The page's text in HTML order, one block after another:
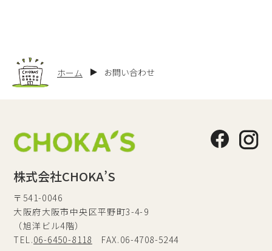
ホーム お問い合わせ
株式会社CHOKA’S
〒541-0046
大阪府大阪市中央区平野町3-4-9
（旭洋ビル4階）
TEL.06-6450-8118 FAX.06-4708-5244